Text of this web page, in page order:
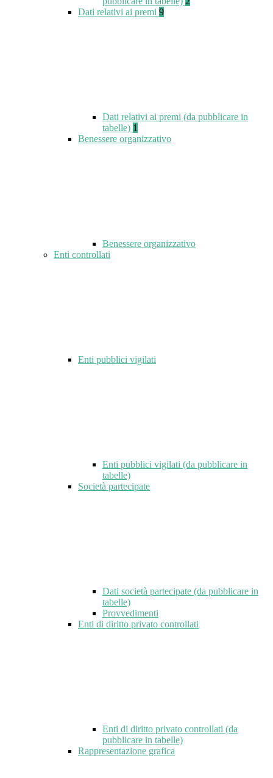
Dati relativi ai premi 9
Dati relativi ai premi (da pubblicare in
tabelle) 1
Benessere organizzativo
Benessere organizzativo
Enti controllati
Enti pubblici vigilati
Enti pubblici vigilati (da pubblicare in
tabelle)
Società partecipate
Dati società partecipate (da pubblicare in
tabelle)
Provvedimenti
Enti di diritto privato controllati
Enti di diritto privato controllati (da
pubblicare in tabelle)
Rappresentazione grafica